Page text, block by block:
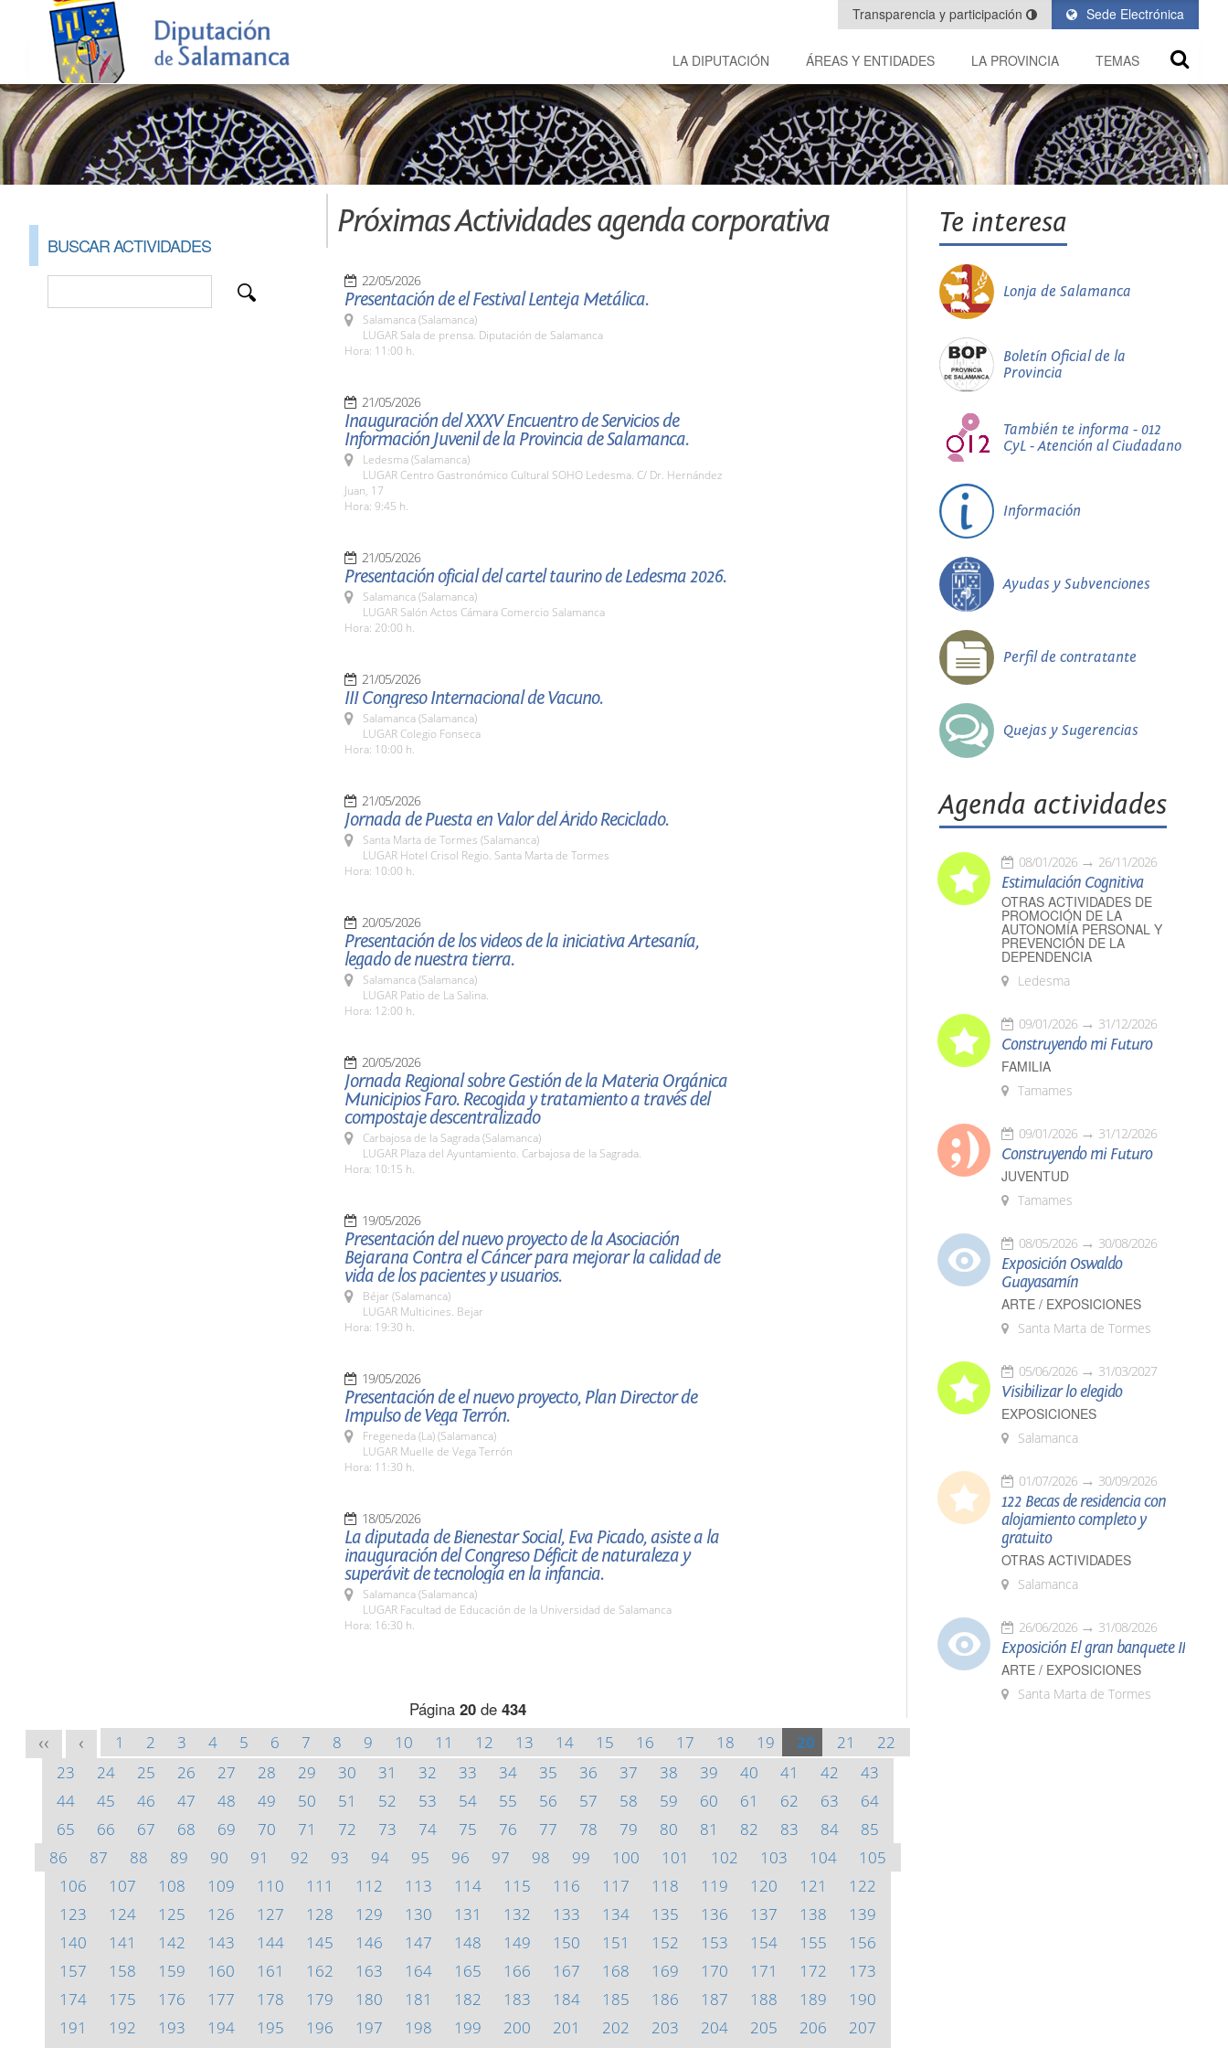
Sede Electrónica
Transparencia y participación
LA DIPUTACIÓN ÁREAS Y ENTIDADES LA PROVINCIA TEMAS
BUSCAR ACTIVIDADES
Próximas Actividades agenda corporativa
22/05/2026
Presentación de el Festival Lenteja Metálica.
Salamanca (Salamanca)
LUGAR Sala de prensa. Diputación de Salamanca
Hora: 11:00 h.
21/05/2026
Inauguración del XXXV Encuentro de Servicios de
Información Juvenil de la Provincia de Salamanca.
Ledesma (Salamanca)
LUGAR Centro Gastronómico Cultural SOHO Ledesma. C/ Dr. Hernández
Juan, 17
Hora: 9:45 h.
21/05/2026
Presentación oficial del cartel taurino de Ledesma 2026.
Salamanca (Salamanca)
LUGAR Salón Actos Cámara Comercio Salamanca
Hora: 20:00 h.
21/05/2026
III Congreso Internacional de Vacuno.
Salamanca (Salamanca)
LUGAR Colegio Fonseca
Hora: 10:00 h.
21/05/2026
Jornada de Puesta en Valor del Árido Reciclado.
Santa Marta de Tormes (Salamanca)
LUGAR Hotel Crisol Regio. Santa Marta de Tormes
Hora: 10:00 h.
20/05/2026
Presentación de los videos de la iniciativa Artesanía,
legado de nuestra tierra.
Salamanca (Salamanca)
LUGAR Patio de La Salina.
Hora: 12:00 h.
20/05/2026
Jornada Regional sobre Gestión de la Materia Orgánica
Municipios Faro. Recogida y tratamiento a través del
compostaje descentralizado
Carbajosa de la Sagrada (Salamanca)
LUGAR Plaza del Ayuntamiento. Carbajosa de la Sagrada.
Hora: 10:15 h.
19/05/2026
Presentación del nuevo proyecto de la Asociación
Bejarana Contra el Cáncer para mejorar la calidad de
vida de los pacientes y usuarios.
Béjar (Salamanca)
LUGAR Multicines. Bejar
Hora: 19:30 h.
19/05/2026
Presentación de el nuevo proyecto, Plan Director de
Impulso de Vega Terrón.
Fregeneda (La) (Salamanca)
LUGAR Muelle de Vega Terrón
Hora: 11:30 h.
18/05/2026
La diputada de Bienestar Social, Eva Picado, asiste a la
inauguración del Congreso Déficit de naturaleza y
superávit de tecnología en la infancia.
Salamanca (Salamanca)
LUGAR Facultad de Educación de la Universidad de Salamanca
Hora: 16:30 h.
Página 20 de 434
<< < 1 2 3 4 5 6 7 8 9 10 11 12 13 14 15 16 17 18 19 20 21
22
23
24 25 26 27 28 29 30 31 32 33 34 35 36 37 38 39 40 41 42
43
44
45 46 47 48 49 50 51 52 53 54 55 56 57 58 59 60 61 62 63
64
65
66 67 68 69 70 71 72 73 74 75 76 77 78 79 80 81 82 83 84
85
86
87 88 89 90 91 92 93 94 95 96 97 98 99 100 101 102 103 104
105
106
107 108 109 110 111 112 113 114 115 116 117 118 119 120 121
122
123
124 125 126 127 128 129 130 131 132 133 134 135 136 137 138
139
140
141 142 143 144 145 146 147 148 149 150 151 152 153 154 155
156
157
158 159 160 161 162 163 164 165 166 167 168 169 170 171 172
173
174
175 176 177 178 179 180 181 182 183 184 185 186 187 188 189
190
191
192 193 194 195 196 197 198 199 200 201 202 203 204 205 206
207
Te interesa
Lonja de Salamanca
Boletín Oficial de la
Provincia
También te informa - 012
CyL - Atención al Ciudadano
Información
Ayudas y Subvenciones
Perfil de contratante
Quejas y Sugerencias
Agenda actividades
08/01/2026 26/11/2026
Estimulación Cognitiva
OTRAS ACTIVIDADES DE
PROMOCIÓN DE LA
AUTONOMÍA PERSONAL Y
PREVENCIÓN DE LA
DEPENDENCIA
Ledesma
09/01/2026 31/12/2026
Construyendo mi Futuro
FAMILIA
Tamames
09/01/2026 31/12/2026
Construyendo mi Futuro
JUVENTUD
Tamames
08/05/2026 30/08/2026
Exposición Oswaldo
Guayasamín
ARTE / EXPOSICIONES
Santa Marta de Tormes
05/06/2026 31/03/2027
Visibilizar lo elegido
EXPOSICIONES
Salamanca
01/07/2026 30/09/2026
122 Becas de residencia con
alojamiento completo y
gratuito
OTRAS ACTIVIDADES
Salamanca
26/06/2026 31/08/2026
Exposición El gran banquete II
ARTE / EXPOSICIONES
Santa Marta de Tormes